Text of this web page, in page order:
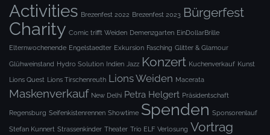
Activities Brezenfest 2022 Brezenfest 2023 Bürgerfest
Charity Comic trifft Weiden Demenzgarten EinDollarBrille
Elternwochenende Engelstaedter Exkursion Fasching Glitter & Glamour
Glühweinstand Hydro Solution Indien Jazz Konzert Kuchenverkauf Kunst
Lions Quest Lions Tirschenreuth Lions Weiden Macerata
Maskenverkauf New Delhi Petra Helgert Präsidentschaft
Regensburg Seifenkistenrennen Showtime Spenden Sponsorenlauf
Stefan Kunnert Strassenkinder Theater Trio ELF Verlosung Vortrag